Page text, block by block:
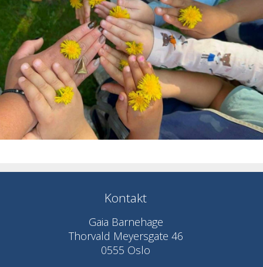
Kontakt
Gaia Barnehage
Thorvald Meyersgate 46
0555 Oslo